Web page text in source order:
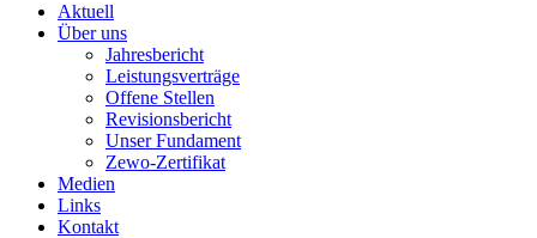
Aktuell
Über uns
Jahresbericht
Leistungsverträge
Offene Stellen
Revisionsbericht
Unser Fundament
Zewo-Zertifikat
Medien
Links
Kontakt